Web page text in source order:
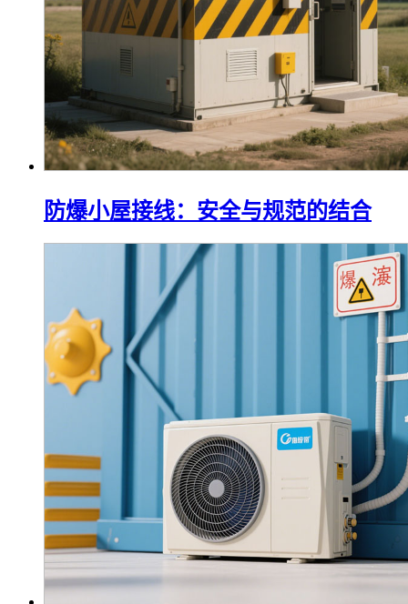
防爆小屋接线：安全与规范的结合